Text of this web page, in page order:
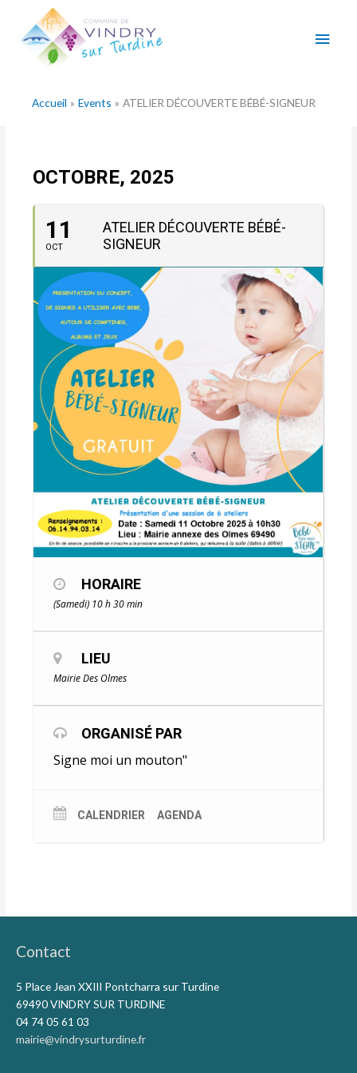
contenu
Accueil Events ATELIER DÉCOUVERTE BÉBÉ-SIGNEUR
OCTOBRE, 2025
11
OCT
ATELIER DÉCOUVERTE BÉBÉ-
SIGNEUR
HORAIRE
(Samedi) 10 h 30 min
LIEU
Mairie Des Olmes
ORGANISÉ PAR
Signe moi un mouton"
CALENDRIER AGENDA
Contact
5 Place Jean XXIII Pontcharra sur Turdine
69490 VINDRY SUR TURDINE
04 74 05 61 03
mairie@vindrysurturdine.fr